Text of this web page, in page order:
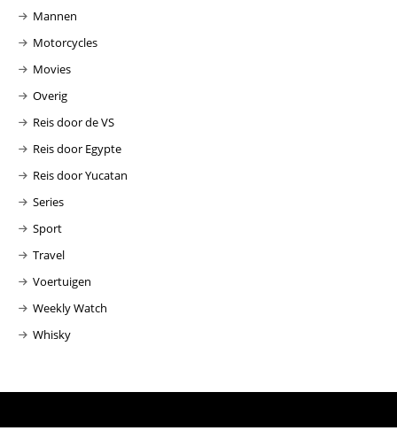
Mannen
Motorcycles
Movies
Overig
Reis door de VS
Reis door Egypte
Reis door Yucatan
Series
Sport
Travel
Voertuigen
Weekly Watch
Whisky